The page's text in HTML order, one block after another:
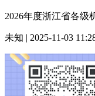
2026年度浙江省各级
未知 | 2025-11-03